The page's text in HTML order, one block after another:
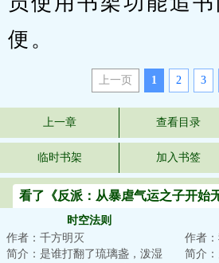
便。
上一页 1 2 3
上一章 查看目录
临时书架 加入书签
看了《反派：从暴虐气运之子开始
时空法则
作者：千方明灭
简介：是谁打翻了琉璃盏，泼湿
作者
简介